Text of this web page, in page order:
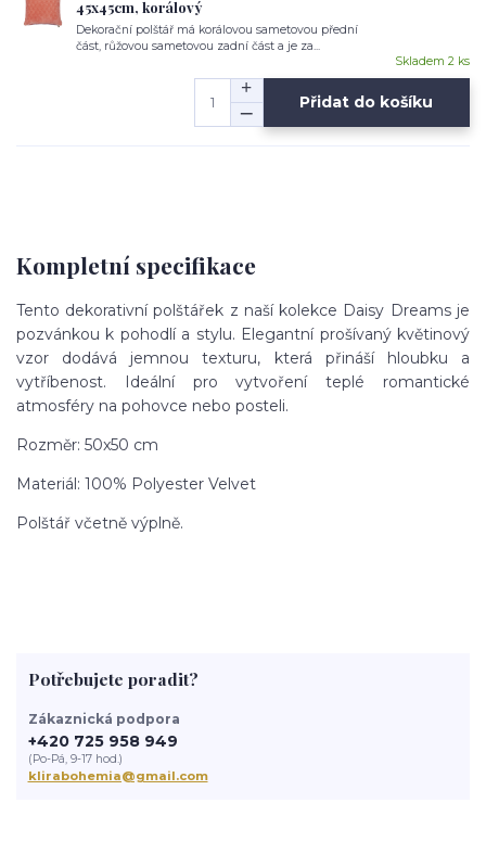
45x45cm, korálový
Dekorační polštář má korálovou sametovou přední
část, růžovou sametovou zadní část a je za...
Skladem 2 ks
Přidat do košíku
Kompletní specifikace
Tento dekorativní polštářek z naší kolekce Daisy Dreams je
pozvánkou k pohodlí a stylu. Elegantní prošívaný květinový
vzor dodává jemnou texturu, která přináší hloubku a
vytříbenost. Ideální pro vytvoření teplé romantické
atmosféry na pohovce nebo posteli.
Rozměr: 50x50 cm
Materiál: 100% Polyester Velvet
Polštář včetně výplně.
Potřebujete poradit?
Zákaznická podpora
+420 725 958 949
(Po-Pá, 9-17 hod.)
klirabohemia@gmail.com